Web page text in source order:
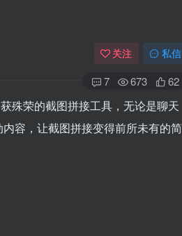
关注 私信
7 673 62
殊荣的截图拼接工具，无论是聊天
容，让截图拼接变得前所未有的简
扫码登录